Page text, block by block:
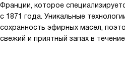
Франции, которое
с 1871 года. Уникальные
сохранность эфирных масел,
свежий и приятный запах в